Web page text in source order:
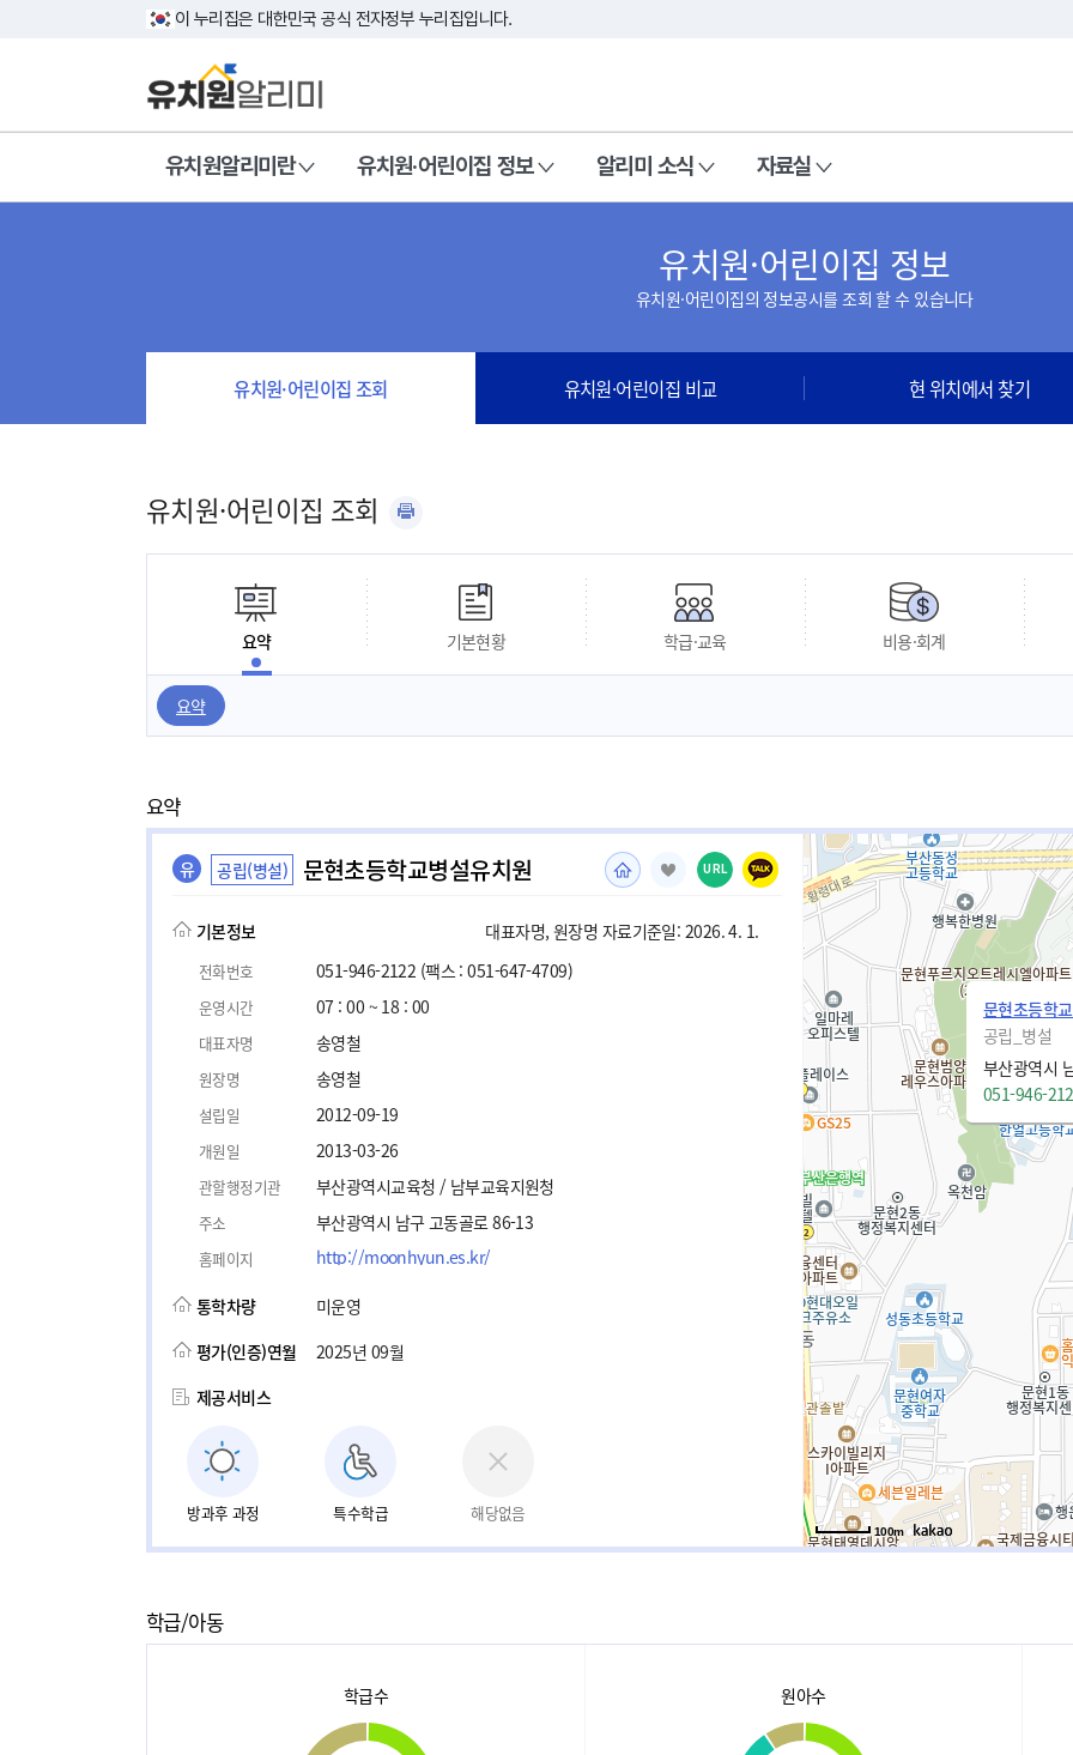
이 누리집은 대한민국 공식 전자정부 누리집입니다.
유치원알리미란 유치원·어린이집 정보 알리미 소식 자료실
유치원·어린이집 정보
유치원·어린이집의 정보공시를 조회 할 수 있습니다
유치원·어린이집 조회 유치원·어린이집 비교 현 위치에서 찾기
유치원·어린이집 조회
요약 기본현황 학급·교육 비용·회계
요약
요약
유 공립(병설) 문현초등학교병설유치원 URL
기본정보 대표자명, 원장명 자료기준일: 2026. 4. 1.
전화번호 051-946-2122 (팩스 : 051-647-4709)
운영시간 07 : 00 ~ 18 : 00
대표자명 송영철
원장명 송영철
설립일 2012-09-19
개원일 2013-03-26
관할행정기관 부산광역시교육청 / 남부교육지원청
주소 부산광역시 남구 고동골로 86-13
홈페이지 http://moonhyun.es.kr/
통학차량
미운영
평가(인증)연월
2025년 09월
제공서비스
방과후 과정 특수학급 해당없음
문현초등학
공립_병설
부산광역시
051-946-
100m
학급/아동
학급수 원아수